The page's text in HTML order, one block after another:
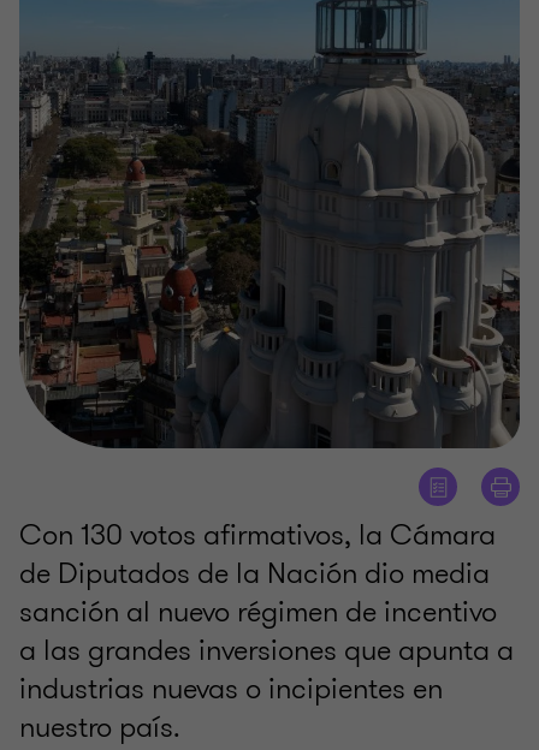
Con 130 votos afirmativos, la Cámara
de Diputados de la Nación dio media
sanción al nuevo régimen de incentivo
a las grandes inversiones que apunta a
industrias nuevas o incipientes en
nuestro país.